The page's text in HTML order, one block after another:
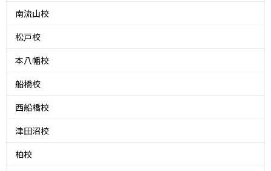
南流山校
松戸校
本八幡校
船橋校
西船橋校
津田沼校
柏校